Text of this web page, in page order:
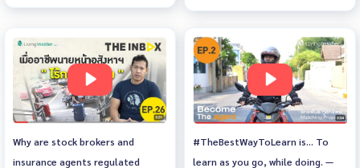
Residential Premises Notification
Foreigners According to the
Immigration Act, B.E. 2522,
Section 38, it is specified that:
"The house owner, the person in
hotel manager who
Prarinawat Khanarphakkhawatt,
Ltd., to share his real-life
experiences from 8 years in the
real estate agency business.
From having to shut down his
Why are stock brokers and
insurance agents regulated
#TheBestWayToLearn is... To
learn as you go, while doing. —